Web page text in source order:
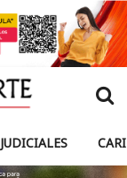
JUDICIALES